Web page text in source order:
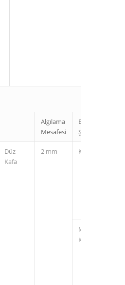
Algılama
Mesafesi
Bağlantı
Şekli
Düz
Kafa
2 mm Kablolu
M12
Konnektörlü